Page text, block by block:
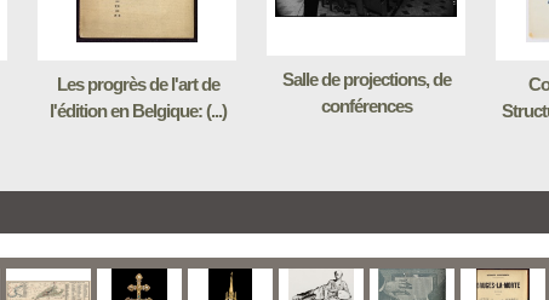
Les progrès de l'art de
l'édition en Belgique: (...)
Salle de projections, de
conférences